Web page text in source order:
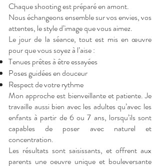
Chaque shooting est préparé en amont.
Nous échangeons ensemble sur vos envies, vos
attentes, le style d’image que vous aimez.
Le jour de la séance, tout est mis en œuvre
pour que vous soyez à l’aise :
Tenues prêtes à être essayées
Poses guidées en douceur
Respect de votre rythme
Mon approche est bienveillante et patiente. Je
travaille aussi bien avec les adultes qu’avec les
enfants à partir de 6 ou 7 ans, lorsqu’ils sont
capables de poser avec naturel et
concentration.
Les résultats sont saisissants, et offrent aux
parents une oeuvre unique et bouleversante